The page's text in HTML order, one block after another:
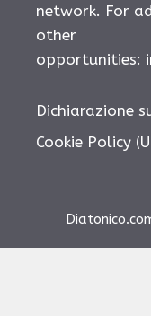
network. For
other
opportunities:
Dichiarazione
Cookie Policy